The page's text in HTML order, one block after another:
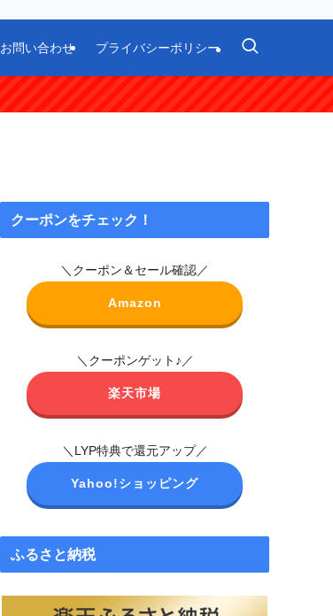
お問い合わせ プライバシーポリシー
クーポンをチェック！
＼クーポン＆セール確認／
Amazon
＼クーポンゲット♪／
楽天市場
＼LYP特典で還元アップ／
Yahoo!ショッピング
ふるさと納税